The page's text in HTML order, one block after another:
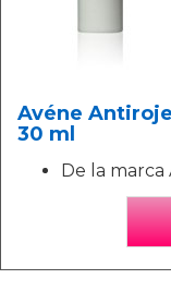
Avéne
30 ml
De la marca